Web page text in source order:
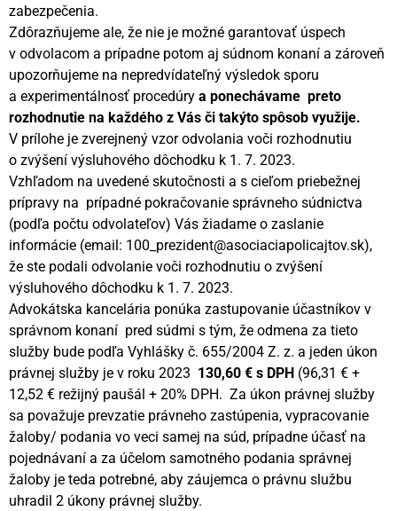
zabezpečenia.
Zdôrazňujeme ale, že nie je možné garantovať úspech
v odvolacom a prípadne potom aj súdnom konaní a zároveň
upozorňujeme na nepredvídateľný výsledok sporu
a experimentálnosť procedúry a ponechávame preto
rozhodnutie na každého z Vás či takýto spôsob využije.
V prílohe je zverejnený vzor odvolania voči rozhodnutiu
o zvýšení výsluhového dôchodku k 1. 7. 2023.
Vzhľadom na uvedené skutočnosti a s cieľom priebežnej
prípravy na prípadné pokračovanie správneho súdnictva
(podľa počtu odvolateľov) Vás žiadame o zaslanie
informácie (email: 100_prezident@asociaciapolicajtov.sk),
že ste podali odvolanie voči rozhodnutiu o zvýšení
výsluhového dôchodku k 1. 7. 2023.
Advokátska kancelária ponúka zastupovanie účastníkov v
správnom konaní pred súdmi s tým, že odmena za tieto
služby bude podľa Vyhlášky č. 655/2004 Z. z. a jeden úkon
právnej služby je v roku 2023 130,60 € s DPH (96,31 € +
12,52 € režijný paušál + 20% DPH. Za úkon právnej služby
sa považuje prevzatie právneho zastúpenia, vypracovanie
žaloby/ podania vo veci samej na súd, prípadne účasť na
pojednávaní a za účelom samotného podania správnej
žaloby je teda potrebné, aby záujemca o právnu službu
uhradil 2 úkony právnej služby.